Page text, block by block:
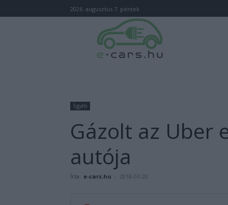
2026. augusztus 7. péntek
Egyéb
Gázolt az Uber
autója
Írta: e-cars.hu - 2018-03-20